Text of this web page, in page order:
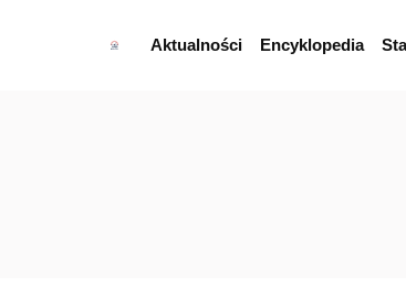
Aktualności Encyklopedia